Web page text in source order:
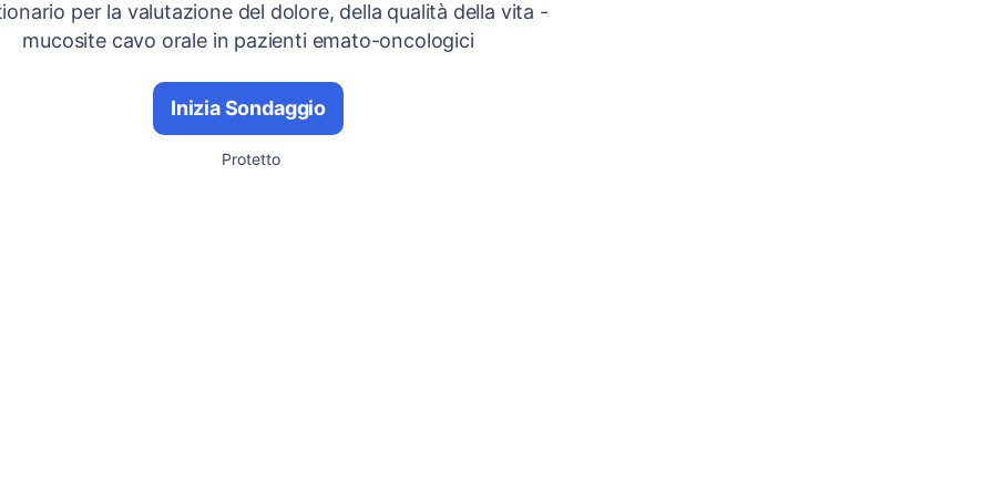
per la valutazione del dolore, della qualità della vita -
mucosite cavo orale in pazienti emato-oncologici
Inizia Sondaggio
Protetto